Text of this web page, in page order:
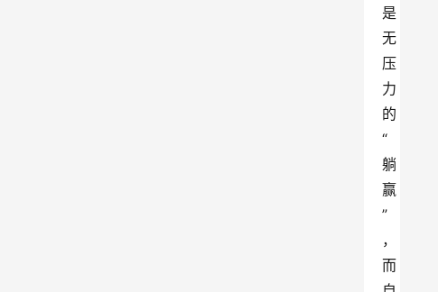
是
无
压
力
的
“
躺
赢
”
，
而